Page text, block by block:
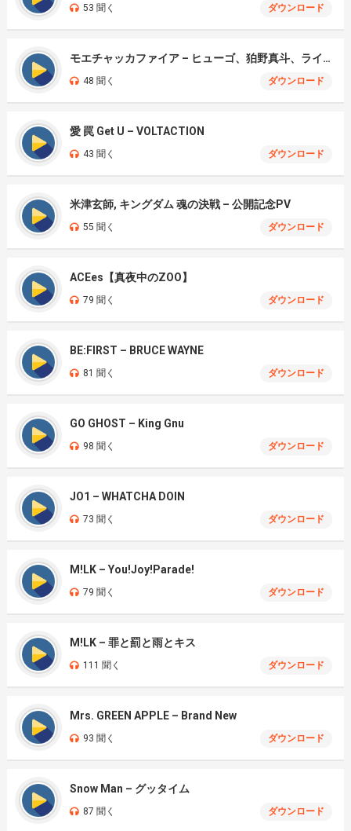
53 聞く ダウンロード
モエチャッカファイア – ヒューゴ、狛野真斗、ライト、セヴェリアン (Cover )
48 聞く ダウンロード
愛 罠 Get U – VOLTACTION
43 聞く ダウンロード
米津玄師, キングダム 魂の決戦 – 公開記念PV
55 聞く ダウンロード
ACEes【真夜中のZOO】
79 聞く ダウンロード
BE:FIRST – BRUCE WAYNE
81 聞く ダウンロード
GO GHOST – King Gnu
98 聞く ダウンロード
JO1 – WHATCHA DOIN
73 聞く ダウンロード
M!LK – You!Joy!Parade!
79 聞く ダウンロード
M!LK – 罪と罰と雨とキス
111 聞く ダウンロード
Mrs. GREEN APPLE – Brand New
93 聞く ダウンロード
Snow Man – グッタイム
87 聞く ダウンロード